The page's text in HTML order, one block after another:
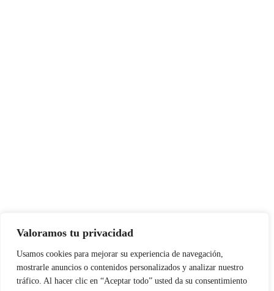
Valoramos tu privacidad
Usamos cookies para mejorar su experiencia de navegación,
mostrarle anuncios o contenidos personalizados y analizar nuestro
tráfico. Al hacer clic en “Aceptar todo” usted da su consentimiento